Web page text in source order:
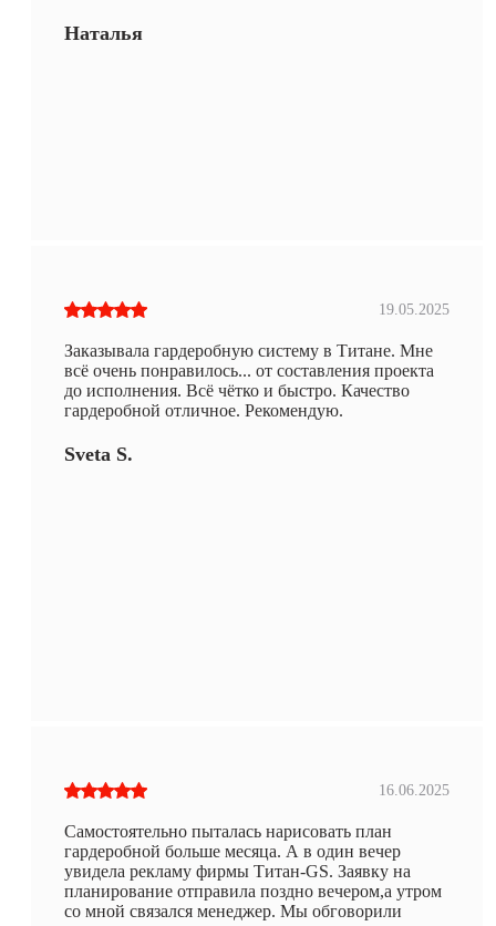
Наталья
19.05.2025
Заказывала гардеробную систему в Титане. Мне
всё очень понравилось... от составления проекта
до исполнения. Всё чётко и быстро. Качество
гардеробной отличное. Рекомендую.
Sveta S.
16.06.2025
Самостоятельно пыталась нарисовать план
гардеробной больше месяца. А в один вечер
увидела рекламу фирмы Титан-GS. Заявку на
планирование отправила поздно вечером,а утром
со мной связался менеджер. Мы обговорили